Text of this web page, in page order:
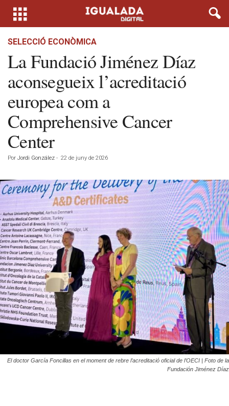
SELECCIÓ ECONÒMICA
La Fundació Jiménez Díaz
aconsegueix l’acreditació
europea com a
Comprehensive Cancer
Center
Por Jordi González - 22 de juny de 2026
El doctor García Foncillas en el moment de rebre l’acreditació oficial de l’OECI | Foto de la
Fundación Jiménez Díaz